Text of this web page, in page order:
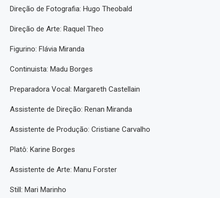
Direção de Fotografia: Hugo Theobald
Direção de Arte: Raquel Theo
Figurino: Flávia Miranda
Continuista: Madu Borges
Preparadora Vocal: Margareth Castellain
Assistente de Direção: Renan Miranda
Assistente de Produção: Cristiane Carvalho
Platô: Karine Borges
Assistente de Arte: Manu Forster
Still: Mari Marinho